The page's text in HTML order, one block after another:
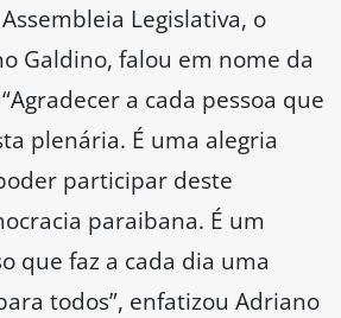
Legislativa, o
Galdino, falou em nome da
a cada pessoa que
plenária. É uma alegria
participar deste
paraibana. É um
que faz a cada dia uma
todos”, enfatizou Adriano